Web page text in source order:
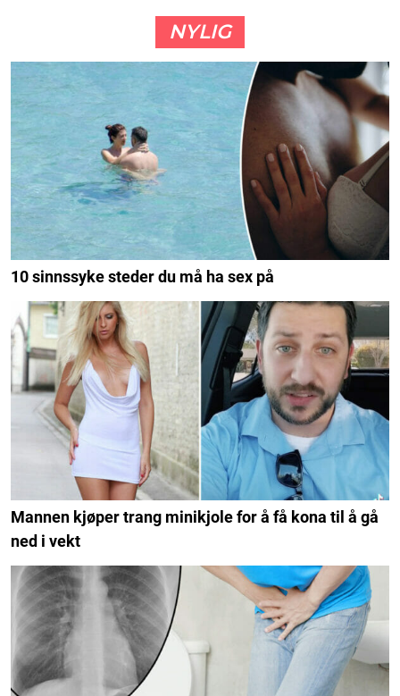
NYLIG
10 sinnssyke steder du må ha sex på
Mannen kjøper trang minikjole for å få kona til å gå
ned i vekt